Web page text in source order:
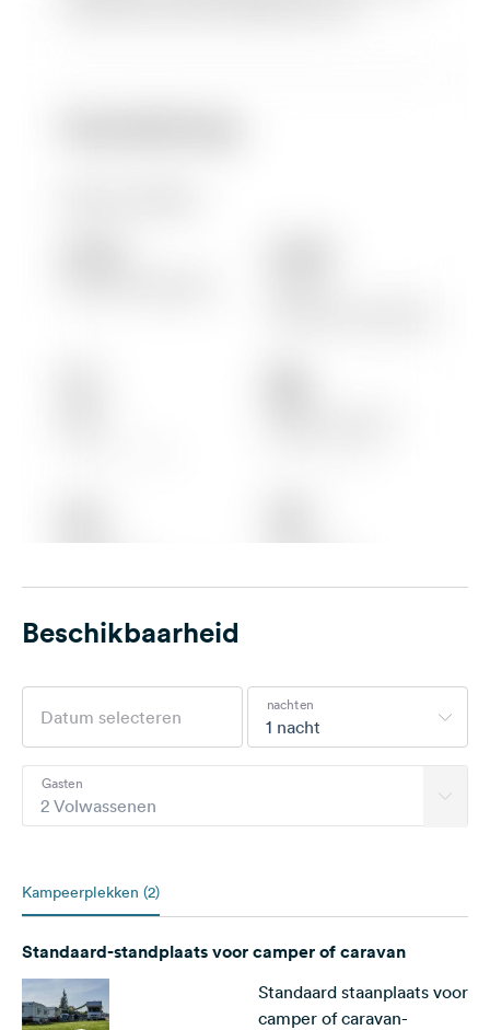
Beschikbaarheid
1 nacht
nachten
2 Volwassenen
Gasten
Kampeerplekken (2)
Standaard-standplaats voor camper of caravan
Standaard staanplaats voor
camper of caravan-